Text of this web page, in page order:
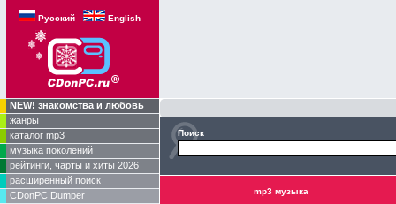
Русский English
NEW! знакомства и любовь
жанры
каталог mp3
музыка поколений
рейтинги, чарты и хиты 2026
расширенный поиск
CDonPC Dumper
Поиск
mp3 музыка